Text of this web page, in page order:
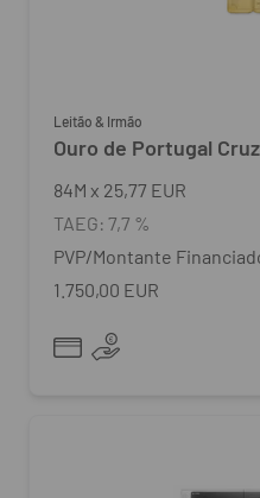
Leitão & Irmão
Ouro de Portugal
84M x 25,77 EUR
TAEG: 7,7 %
PVP/Montante
1.750,00 EUR